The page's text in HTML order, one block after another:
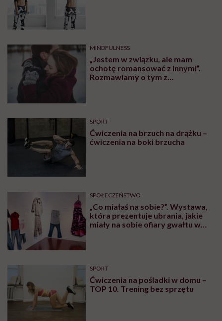
MINDFULNESS
„Jestem w związku, ale mam
ochotę romansować z innymi”.
Rozmawiamy o tym z
SPORT
Ćwiczenia na brzuch na drążku –
ćwiczenia na boki brzucha
SPOŁECZEŃSTWO
„Co miałaś na sobie?”. Wystawa,
która prezentuje ubrania, jakie
miały na sobie ofiary gwałtu w
SPORT
Ćwiczenia na pośladki w domu –
TOP 10. Trening bez sprzętu